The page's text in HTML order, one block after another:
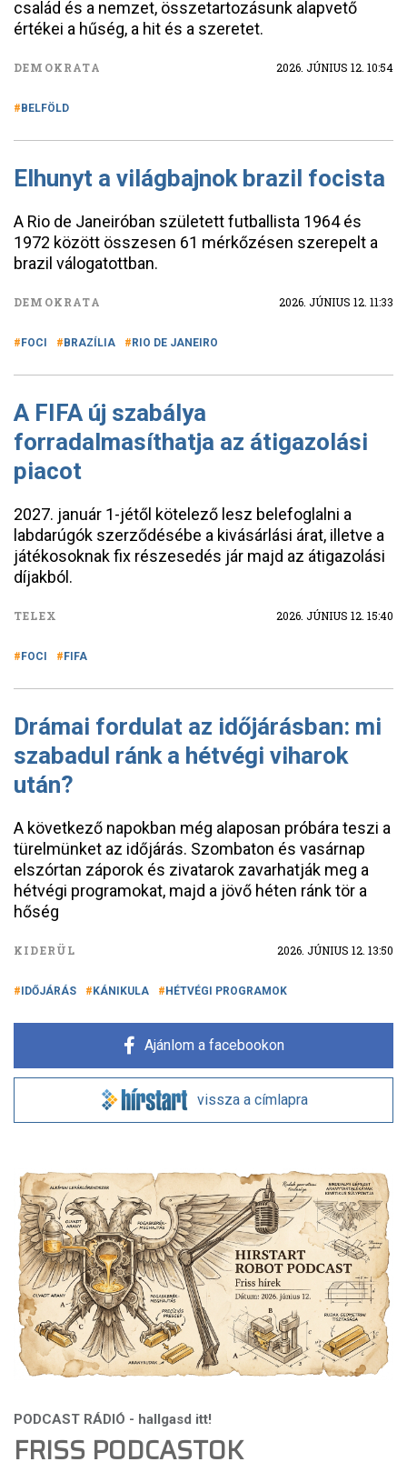
család és a nemzet, összetartozásunk alapvető
értékei a hűség, a hit és a szeretet.
DEMOKRATA 2026. JÚNIUS 12. 10:54
BELFÖLD
Elhunyt a világbajnok brazil focista
A Rio de Janeiróban született futballista 1964 és
1972 között összesen 61 mérkőzésen szerepelt a
brazil válogatottban.
DEMOKRATA 2026. JÚNIUS 12. 11:33
FOCI BRAZÍLIA RIO DE JANEIRO
A FIFA új szabálya
forradalmasíthatja az átigazolási
piacot
2027. január 1-jétől kötelező lesz belefoglalni a
labdarúgók szerződésébe a kivásárlási árat, illetve a
játékosoknak fix részesedés jár majd az átigazolási
díjakból.
TELEX 2026. JÚNIUS 12. 15:40
FOCI FIFA
Drámai fordulat az időjárásban: mi
szabadul ránk a hétvégi viharok
után?
A következő napokban még alaposan próbára teszi a
türelmünket az időjárás. Szombaton és vasárnap
elszórtan záporok és zivatarok zavarhatják meg a
hétvégi programokat, majd a jövő héten ránk tör a
hőség
KIDERÜL 2026. JÚNIUS 12. 13:50
IDŐJÁRÁS KÁNIKULA HÉTVÉGI PROGRAMOK
Ajánlom a facebookon
vissza a címlapra
FRISS PODCASTOK